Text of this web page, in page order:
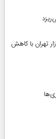
طلا در بازار تهران با کاهش